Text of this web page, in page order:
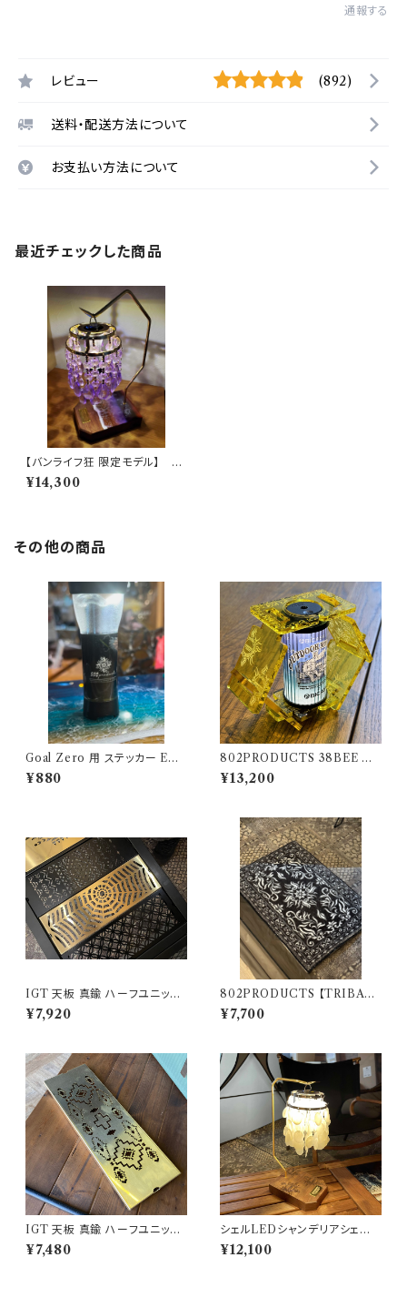
通報する
レビュー (892)
送料・配送方法について
お支払い方法について
最近チェックした商品
【バンライフ狂 限定モデル】 6
0'sクリスタルシャンデリアシェ
ード パープル 【 802PRODUC
¥14,300
その他の商品
Goal Zero 用 ステッカー EAG
LE&BEAR イーグル＆ベアー
¥880
802PRODUCTS 38BEE イ
エロー アクリルシェード yello
w 38灯 MIYABI
¥13,200
IGT 天板 真鍮 ハーフユニット
【 スパイダー 】アイアングリルテ
ーブル Snow Peak スノーピー
¥7,920
802PRODUCTS 【TRIBAL
NAIN 】 BK ブラック アクセン
トラグ 47×74cm 玄関マット
¥7,700
IGT 天板 真鍮 ハーフユニット
【 ネイティブ縦柄 】 アイアング
リルテーブル Snow Peak スノ
¥7,480
シェルLEDシャンデリアシェード
802PRODUCTS ゴールゼロ
ミヤビ BFF ナトゥーラ LEDペ
¥12,100